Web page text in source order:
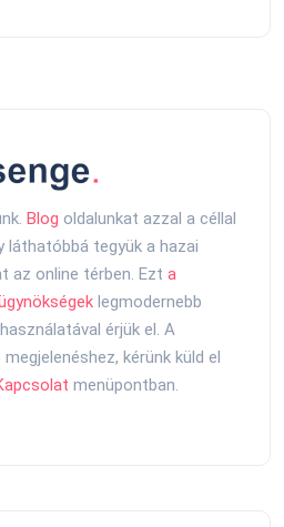
Blog oldalunkat azzal a céllal
láthatóbbá tegyük a hazai
az online térben. Ezt a
legmodernebb
érjük el. A
kérünk küld el
menüpontban.